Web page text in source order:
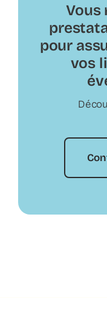
Vous
pour
vos